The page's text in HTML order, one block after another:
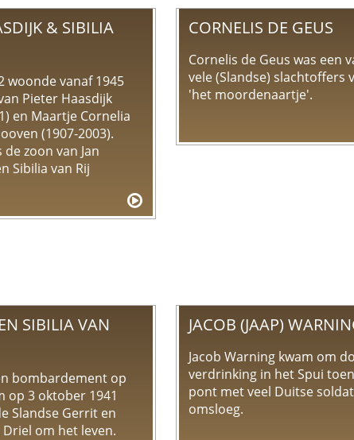
& SIBILIA
woonde vanaf 1945
Pieter Haasdijk
en Maartje Cornelia
(1907-2003).
de zoon van Jan
Sibilia van Rij
CORNELIS DE GEUS
Cornelis de Geus was een
vele (Slandse) slachtoffers
'het moordenaartje'.
SIBILIA VAN
bombardement op
op 3 oktober 1941
Slandse Gerrit en
Driel om het leven.
JACOB (JAAP)
Jacob Warning kwam om
verdrinking in het Spui
pont met veel Duitse
omsloeg.